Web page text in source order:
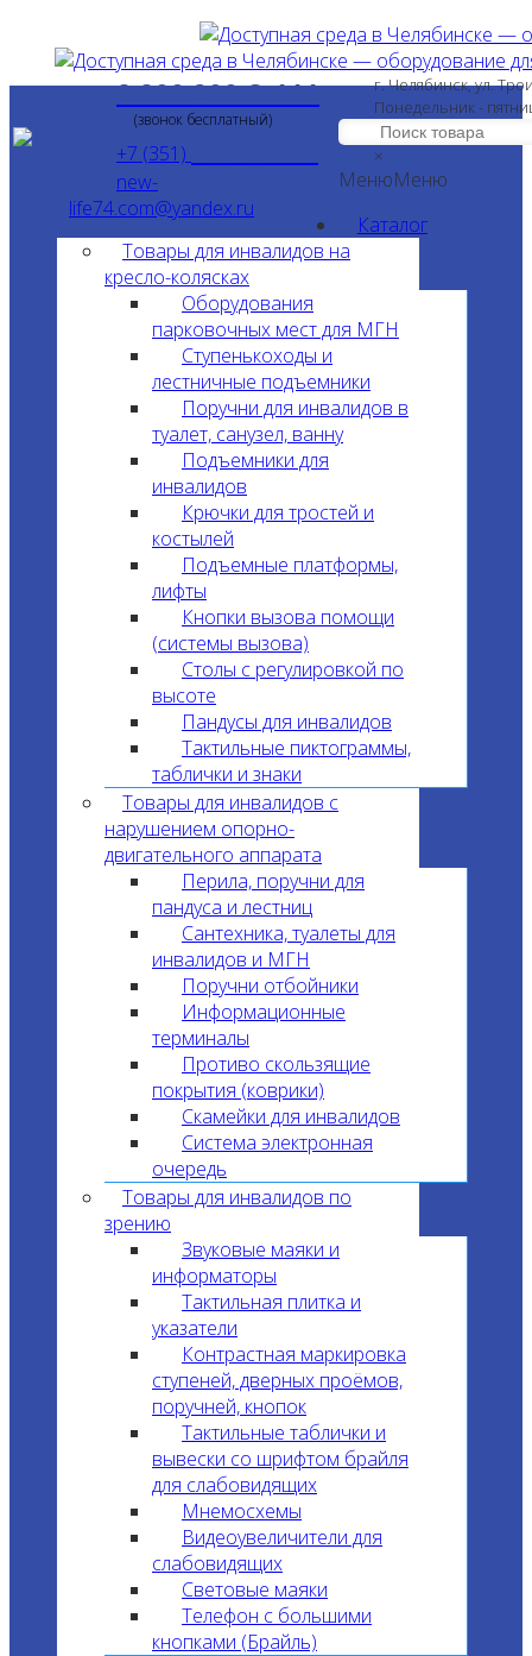
8 800 200-3-111
(звонок бесплатный)
+7 (351)
new-
life74.com@yandex.ru
г. Челябинск, ул.
Понедельник -
×
МенюМеню
Каталог
Товары для инвалидов на
кресло-колясках
Оборудования
парковочных мест для МГН
Ступенькоходы и
лестничные подъемники
Поручни для инвалидов в
туалет, санузел, ванну
Подъемники для
инвалидов
Крючки для тростей и
костылей
Подъемные платформы,
лифты
Кнопки вызова помощи
(системы вызова)
Столы с регулировкой по
высоте
Пандусы для инвалидов
Тактильные пиктограммы,
таблички и знаки
Товары для инвалидов с
нарушением опорно-
двигательного аппарата
Перила, поручни для
пандуса и лестниц
Сантехника, туалеты для
инвалидов и МГН
Поручни отбойники
Информационные
терминалы
Противо скользящие
покрытия (коврики)
Скамейки для инвалидов
Система электронная
очередь
Товары для инвалидов по
зрению
Звуковые маяки и
информаторы
Тактильная плитка и
указатели
Контрастная маркировка
ступеней, дверных проёмов,
поручней, кнопок
Тактильные таблички и
вывески со шрифтом брайля
для слабовидящих
Мнемосхемы
Видеоувеличители для
слабовидящих
Световые маяки
Телефон с большими
кнопками (Брайль)